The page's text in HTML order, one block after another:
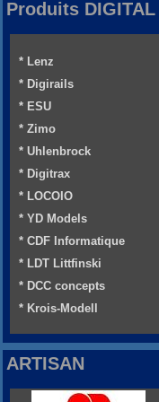
Produits DIGITAL
* Lenz
* Digirails
* ESU
* Zimo
* Uhlenbrock
* Digitrax
* LOCOIO
* YD Models
* CDF Informatique
* LDT Littfinski
* DCC concepts
* Krois-Modell
ARTISAN